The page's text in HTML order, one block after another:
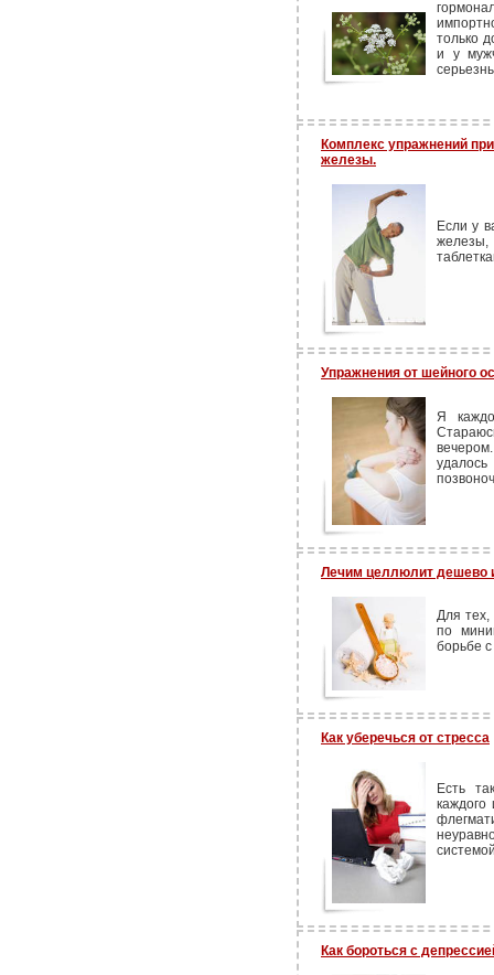
только
и у
Комплекс упражнений
железы.
Если у
Упражнения от шейного
Я
Лечим целлюлит дешево
Для тех,
по
борьбе
Как уберечься от стресса
Есть
каждого
Как бороться c